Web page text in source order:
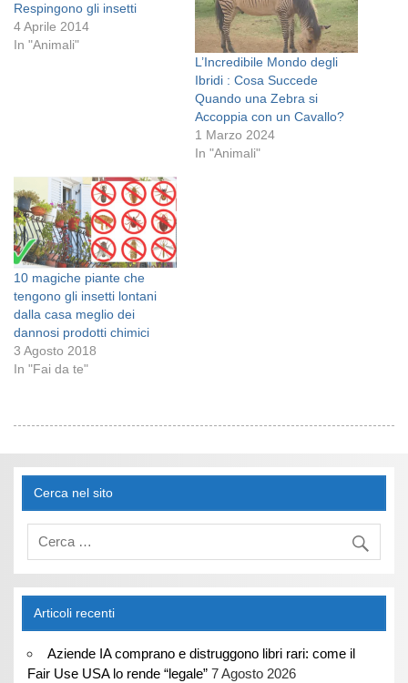
Respingono gli insetti
4 Aprile 2014
In "Animali"
L’Incredibile Mondo degli
Ibridi : Cosa Succede
Quando una Zebra si
Accoppia con un Cavallo?
1 Marzo 2024
In "Animali"
10 magiche piante che
tengono gli insetti lontani
dalla casa meglio dei
dannosi prodotti chimici
3 Agosto 2018
In "Fai da te"
Cerca nel sito
Articoli recenti
Aziende IA comprano e distruggono libri rari: come il
Fair Use USA lo rende “legale” 7 Agosto 2026